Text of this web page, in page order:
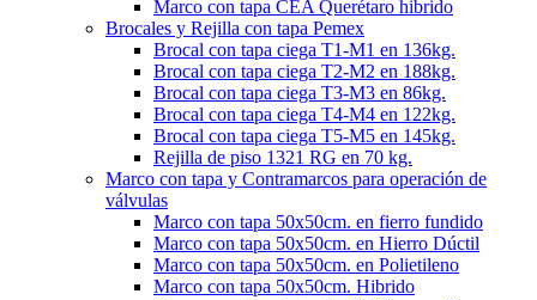
Marco con tapa CEA Querétaro hibrido
Brocales y Rejilla con tapa Pemex
Brocal con tapa ciega T1-M1 en 136kg.
Brocal con tapa ciega T2-M2 en 188kg.
Brocal con tapa ciega T3-M3 en 86kg.
Brocal con tapa ciega T4-M4 en 122kg.
Brocal con tapa ciega T5-M5 en 145kg.
Rejilla de piso 1321 RG en 70 kg.
Marco con tapa y Contramarcos para operación de
válvulas
Marco con tapa 50x50cm. en fierro fundido
Marco con tapa 50x50cm. en Hierro Dúctil
Marco con tapa 50x50cm. en Polietileno
Marco con tapa 50x50cm. Hibrido